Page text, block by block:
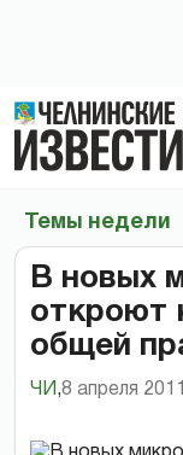
Темы недели
В новых
откроют
общей
ЧИ ,8 апреля